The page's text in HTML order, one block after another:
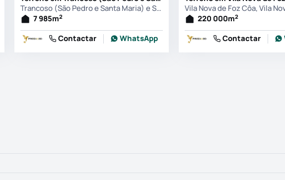
Trancoso (São Pedro e Santa Maria) e Souto Maior, Trancoso
7 985m2
Contactar WhatsApp
220 000m2
Contactar